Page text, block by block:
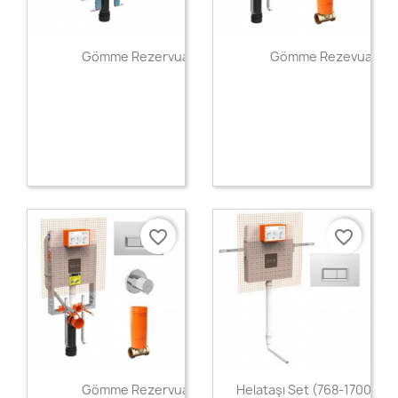
Hızlı Görünüm
Gömme Rezervuar Hızlı Görünüm
Gömme Rezevuar
Hızlı Görünüm
Gömme Rezervuar
favorite_border
Hızlı Görünüm
Helataşı Set (768-1700-01
favorite_border